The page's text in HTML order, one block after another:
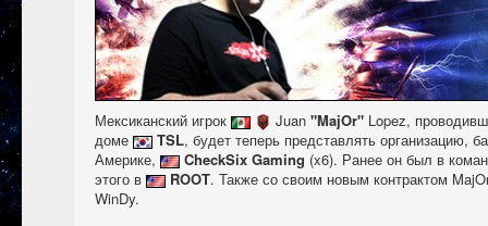
Мексиканский игрок Juan "MajOr" Lopez,
доме
TSL, будет теперь представлять организацию,
Америке,
CheckSix Gaming (x6). Ранее он был в
этого в
ROOT. Также со своим новым контрактом
WinDy.